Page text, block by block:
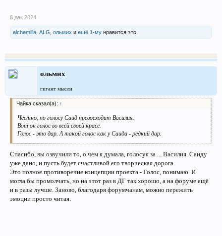
8 дек 2024
alchemilla ALG ольмих и ещё 1-му нравится это.
ольмих
гигант мысли
Чайка сказал(а): ↑
Честно, по голосу Саид превосходит Василия.
Вот он голос во всей своей красе.
Голос - это дар. А такой голос как у Саида - редкий дар.
Спасибо, вы озвучили то, о чем я думала, голосуя за ... Василия. Саиду
уже дано, и пусть будет счастливой его творческая дорога.
Это полное противоречие концепции проекта - Голос, понимаю. И
могла бы промолчать, но на этот раз в ДГ так хорошо, а на форуме ещё
и в разы лучше. Заново, благодаря форумчанам, можно пережить
эмоции просто читая.